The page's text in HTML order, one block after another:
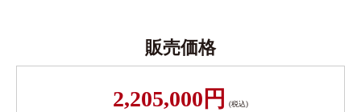
販売価格
2,205,000円 (税込)